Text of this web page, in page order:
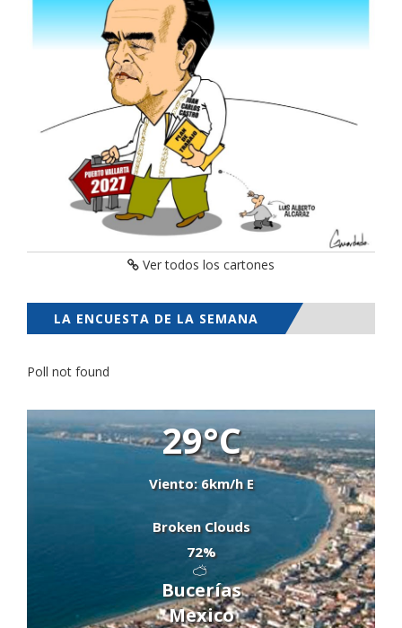
Ver todos los cartones
LA ENCUESTA DE LA SEMANA
Poll not found
29°C
Viento: 6km/h E
Broken Clouds
72%
Bucerías
Mexico